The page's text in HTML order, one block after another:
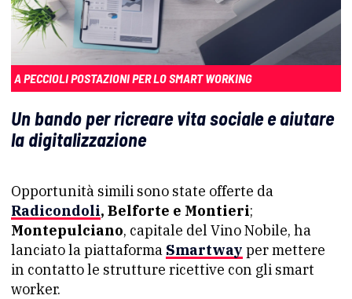
A PECCIOLI POSTAZIONI PER LO SMART WORKING
Un bando per ricreare vita sociale e aiutare
la digitalizzazione
Opportunità simili sono state offerte da
Radicondoli, Belforte e Montieri;
Montepulciano, capitale del Vino Nobile, ha
lanciato la piattaforma Smartway per mettere
in contatto le strutture ricettive con gli smart
worker.